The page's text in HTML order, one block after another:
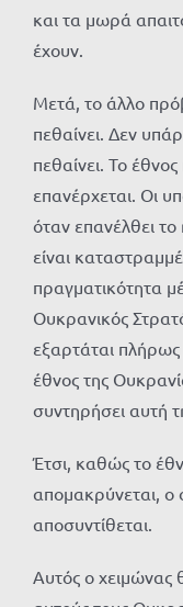
και τα μωρά
έχουν.
Μετά, το άλλο
πεθαίνει. Δεν
πεθαίνει. Το
επανέρχεται. Οι
όταν επανέλθει
είναι
πραγματικότητα
Ουκρανικός
εξαρτάται
έθνος της
συντηρήσει αυτή
Έτσι, καθώς το
απομακρύνεται, ο
αποσυντίθεται.
Αυτός ο χειμώνας